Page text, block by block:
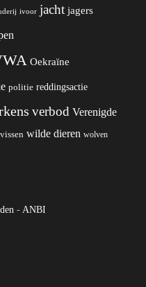
ivoor jacht jagers
Oekraïne
politie reddingsactie
verbod Verenigde
wilde dieren wolven
- ANBI